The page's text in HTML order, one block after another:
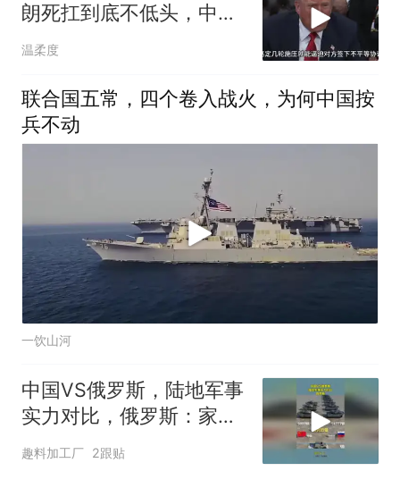
朗死扛到底不低头，中国
反而迎来新机遇？
温柔度
联合国五常，四个卷入战火，为何中国按
兵不动
一饮山河
中国VS俄罗斯，陆地军事
实力对比，俄罗斯：家底
都拿出来了！
趣料加工厂 2跟贴